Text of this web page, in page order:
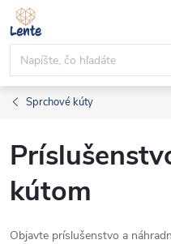
Prejsť
na
obsah
Sprchové kúty
kútom
Objavte príslušenstvo a